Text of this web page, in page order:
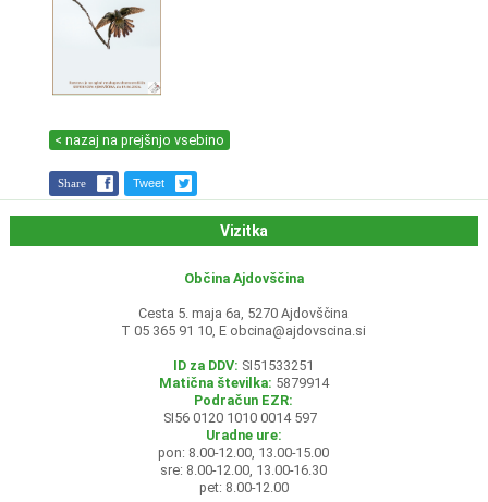
< nazaj na prejšnjo vsebino
Share Tweet
Vizitka
Občina Ajdovščina
Cesta 5. maja 6a, 5270 Ajdovščina
T 05 365 91 10, E obcina@ajdovscina.si
ID za DDV: SI51533251
Matična številka: 5879914
Podračun EZR:
SI56 0120 1010 0014 597
Uradne ure:
pon: 8.00-12.00, 13.00-15.00
sre: 8.00-12.00, 13.00-16.30
pet: 8.00-12.00